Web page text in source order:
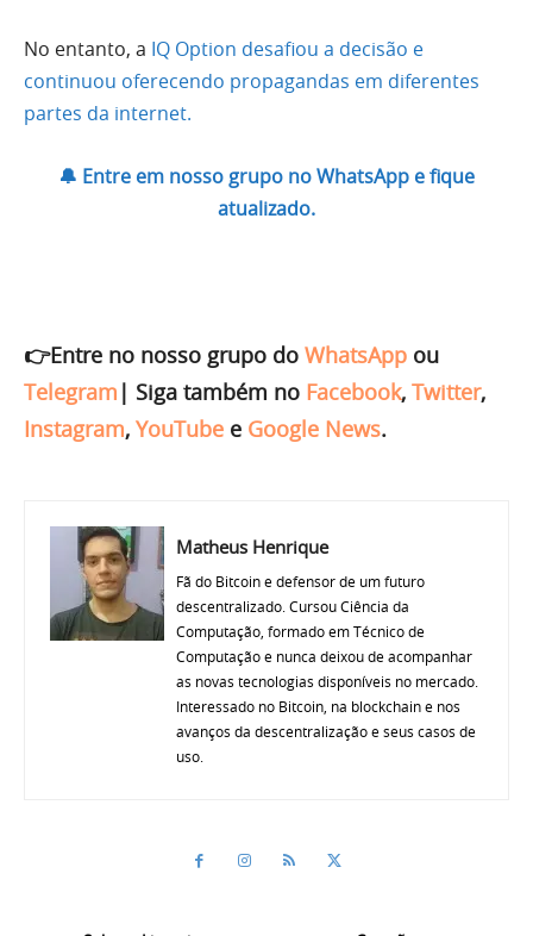
No entanto, a IQ Option desafiou a decisão e
continuou oferecendo propagandas em diferentes
partes da internet.
🔔 Entre em nosso grupo no WhatsApp e fique
atualizado.
👉Entre no nosso grupo do WhatsApp ou
Telegram | Siga também no Facebook, Twitter,
Instagram, YouTube e Google News.
Matheus Henrique
Fã do Bitcoin e defensor de um futuro
descentralizado. Cursou Ciência da
Computação, formado em Técnico de
Computação e nunca deixou de acompanhar
as novas tecnologias disponíveis no mercado.
Interessado no Bitcoin, na blockchain e nos
avanços da descentralização e seus casos de
uso.